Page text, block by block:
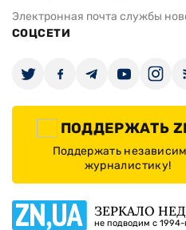
Электронная почта службы
СОЦСЕТИ
ПОДДЕРЖАТЬ
Поддержать
журналистику!
ЗЕРКАЛО
не подводим с 1994-